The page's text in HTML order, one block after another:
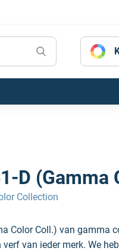
D (Gamma
Collection
Color Coll.) van gamma
van ieder merk. We